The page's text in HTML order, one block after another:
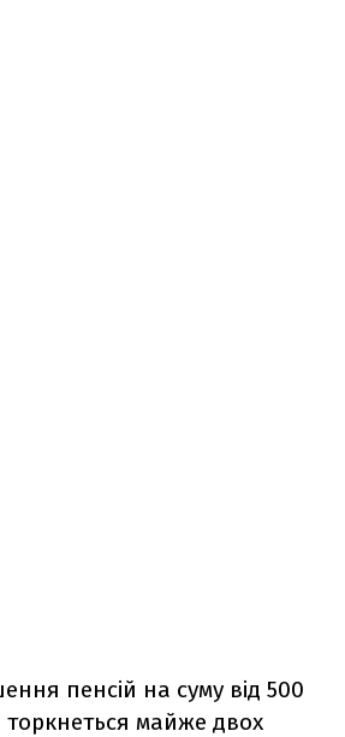
пенсій на суму від 500
торкнеться майже двох